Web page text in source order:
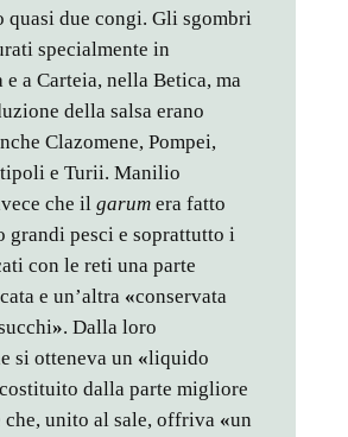
quasi due congi. Gli sgombri
specialmente in
a Carteia, nella Betica, ma
della salsa erano
Clazomene, Pompei,
e Turii. Manilio
che il garumera fatto
grandi pesci e soprattutto i
con le reti una parte
e un’altra «conservata
». Dalla loro
si otteneva un «liquido
costituito dalla parte migliore
che, unito al sale, offriva «un